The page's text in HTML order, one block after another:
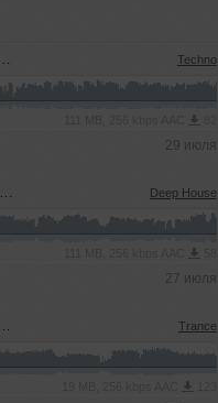
Techno
29 июля
Deep House
27 июля
Trance